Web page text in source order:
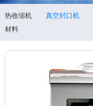
热收缩机 真空封口机
材料